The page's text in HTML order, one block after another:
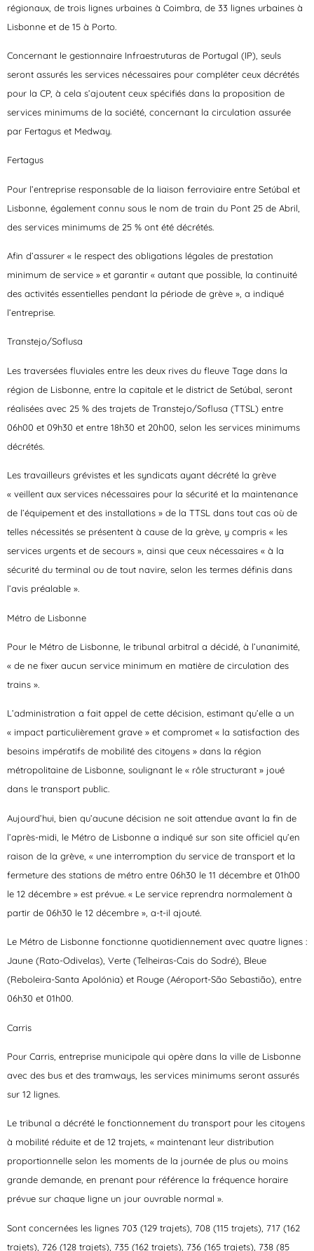
régionaux, de trois lignes urbaines à Coimbra, de 33 lignes urbaines à
Lisbonne et de 15 à Porto.
Concernant le gestionnaire Infraestruturas de Portugal (IP), seuls
seront assurés les services nécessaires pour compléter ceux décrétés
pour la CP, à cela s’ajoutent ceux spécifiés dans la proposition de
services minimums de la société, concernant la circulation assurée
par Fertagus et Medway.
Fertagus
Pour l’entreprise responsable de la liaison ferroviaire entre Setúbal et
Lisbonne, également connu sous le nom de train du Pont 25 de Abril,
des services minimums de 25 % ont été décrétés.
Afin d’assurer « le respect des obligations légales de prestation
minimum de service » et garantir « autant que possible, la continuité
des activités essentielles pendant la période de grève », a indiqué
l’entreprise.
Transtejo/Soflusa
Les traversées fluviales entre les deux rives du fleuve Tage dans la
région de Lisbonne, entre la capitale et le district de Setúbal, seront
réalisées avec 25 % des trajets de Transtejo/Soflusa (TTSL) entre
06h00 et 09h30 et entre 18h30 et 20h00, selon les services minimums
décrétés.
Les travailleurs grévistes et les syndicats ayant décrété la grève
« veillent aux services nécessaires pour la sécurité et la maintenance
de l’équipement et des installations » de la TTSL dans tout cas où de
telles nécessités se présentent à cause de la grève, y compris « les
services urgents et de secours », ainsi que ceux nécessaires « à la
sécurité du terminal ou de tout navire, selon les termes définis dans
l’avis préalable ».
Métro de Lisbonne
Pour le Métro de Lisbonne, le tribunal arbitral a décidé, à l’unanimité,
« de ne fixer aucun service minimum en matière de circulation des
trains ».
L’administration a fait appel de cette décision, estimant qu’elle a un
« impact particulièrement grave » et compromet « la satisfaction des
besoins impératifs de mobilité des citoyens » dans la région
métropolitaine de Lisbonne, soulignant le « rôle structurant » joué
dans le transport public.
Aujourd’hui, bien qu’aucune décision ne soit attendue avant la fin de
l’après-midi, le Métro de Lisbonne a indiqué sur son site officiel qu’en
raison de la grève, « une interromption du service de transport et la
fermeture des stations de métro entre 06h30 le 11 décembre et 01h00
le 12 décembre » est prévue. « Le service reprendra normalement à
partir de 06h30 le 12 décembre », a-t-il ajouté.
Le Métro de Lisbonne fonctionne quotidiennement avec quatre lignes :
Jaune (Rato-Odivelas), Verte (Telheiras-Cais do Sodré), Bleue
(Reboleira-Santa Apolónia) et Rouge (Aéroport-São Sebastião), entre
06h30 et 01h00.
Carris
Pour Carris, entreprise municipale qui opère dans la ville de Lisbonne
avec des bus et des tramways, les services minimums seront assurés
sur 12 lignes.
Le tribunal a décrété le fonctionnement du transport pour les citoyens
à mobilité réduite et de 12 trajets, « maintenant leur distribution
proportionnelle selon les moments de la journée de plus ou moins
grande demande, en prenant pour référence la fréquence horaire
prévue sur chaque ligne un jour ouvrable normal ».
Sont concernées les lignes 703 (129 trajets), 708 (115 trajets), 717 (162
trajets), 726 (128 trajets), 735 (162 trajets), 736 (165 trajets), 738 (85